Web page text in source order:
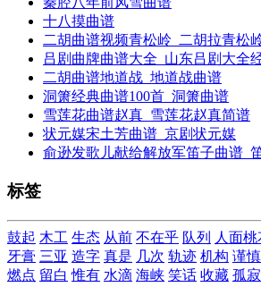
十八摸曲谱
二胡曲谱视频青松岭_二胡拉青松
吕剧曲牌曲谱大全_山东吕剧大全
二胡曲谱地道战_地道战曲谱
洞箫经典曲谱100首_洞箫曲谱
雪莲花曲谱赵真_雪莲花赵真简谱
状元媒宋土芳曲谱_京剧状元媒
俞逊发歌儿献给解放军笛子曲谱_
标签
鼓起 木工 生态 从前 不在乎 队列 人面桃
牙膏 三亚 造字 真是 几次 轨迹 机构 谨慎
燃点 留白 惟有 水滴 海峡 笑话 收藏 孤寂